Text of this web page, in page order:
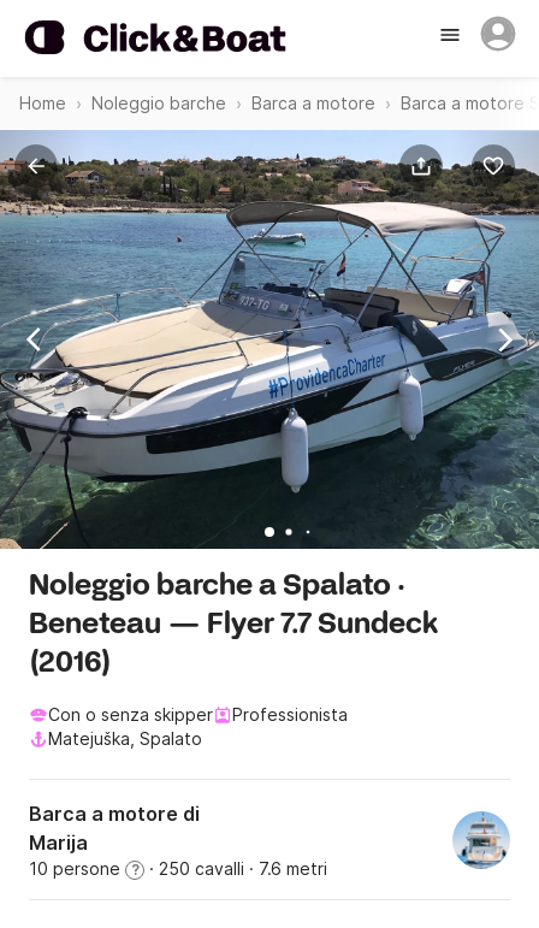
Home Noleggio barche Barca a motore Barca a motore
Noleggio barche a Spalato ·
Beneteau — Flyer 7.7 Sundeck
(2016)
Con o senza skipper
Professionista
Matejuška, Spalato
Barca a motore di
Marija
10 persone ? · 250 cavalli · 7.6 metri